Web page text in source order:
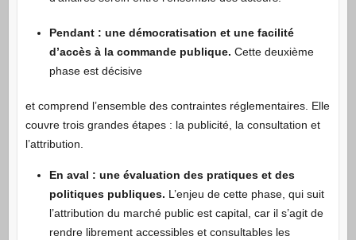
Pendant : une démocratisation et une facilité
d’accès à la commande publique. Cette deuxième
phase est décisive
et comprend l’ensemble des contraintes réglementaires. Elle
couvre trois grandes étapes : la publicité, la consultation et
l’attribution.
En aval : une évaluation des pratiques et des
politiques publiques. L’enjeu de cette phase, qui suit
l’attribution du marché public est capital, car il s’agit de
rendre librement accessibles et consultables les